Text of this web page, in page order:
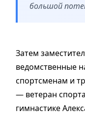
большой
Затем
ведомственные
спортсменам и
— ветеран
гимнастике